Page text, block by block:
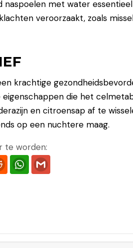
met water essentieel
veroorzaakt, zoals
krachtige
die het
en citroensap af te
op een nuchtere maag.
te worden:
Reddit WhatsApp